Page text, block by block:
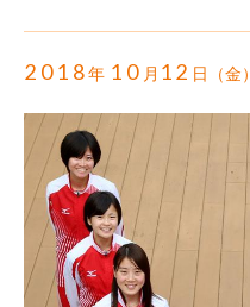
2018年 10 月 12 日（金）